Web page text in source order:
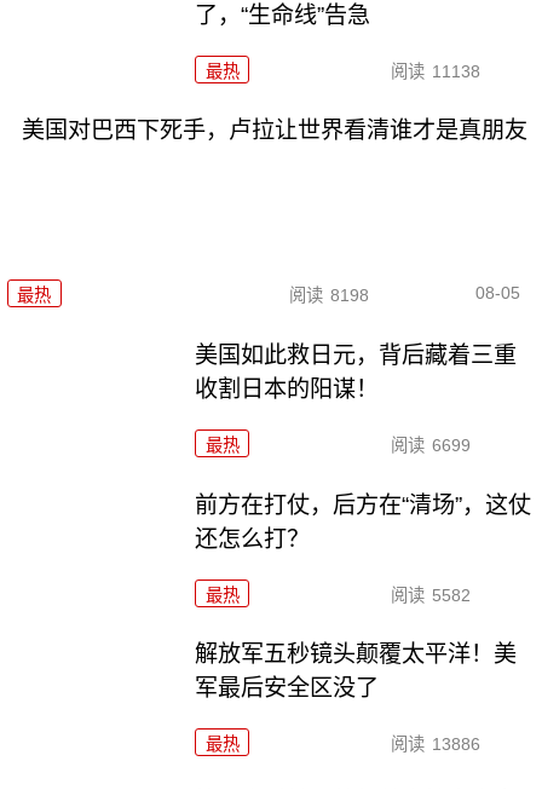
了，“生命线”告急
最热 阅读 11138
美国对巴西下死手，卢拉让世界看清谁才是真朋友
最热 阅读 8198 08-05
美国如此救日元，背后藏着三重
收割日本的阳谋！
最热 阅读 6699
前方在打仗，后方在“清场”，这仗
还怎么打？
最热 阅读 5582
解放军五秒镜头颠覆太平洋！美
军最后安全区没了
最热 阅读 13886